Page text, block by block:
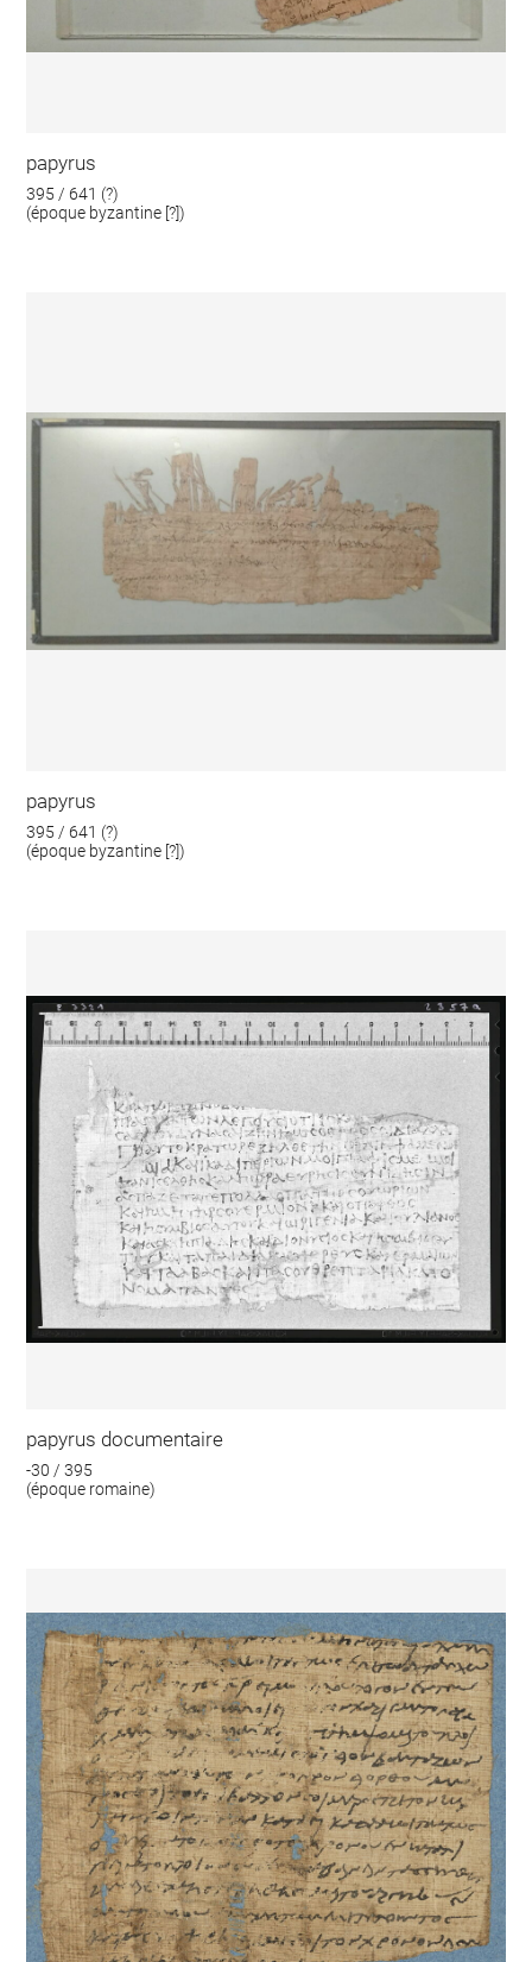
papyrus
395 / 641 (?)
(époque byzantine [?])
papyrus
395 / 641 (?)
(époque byzantine [?])
papyrus documentaire
-30 / 395
(époque romaine)